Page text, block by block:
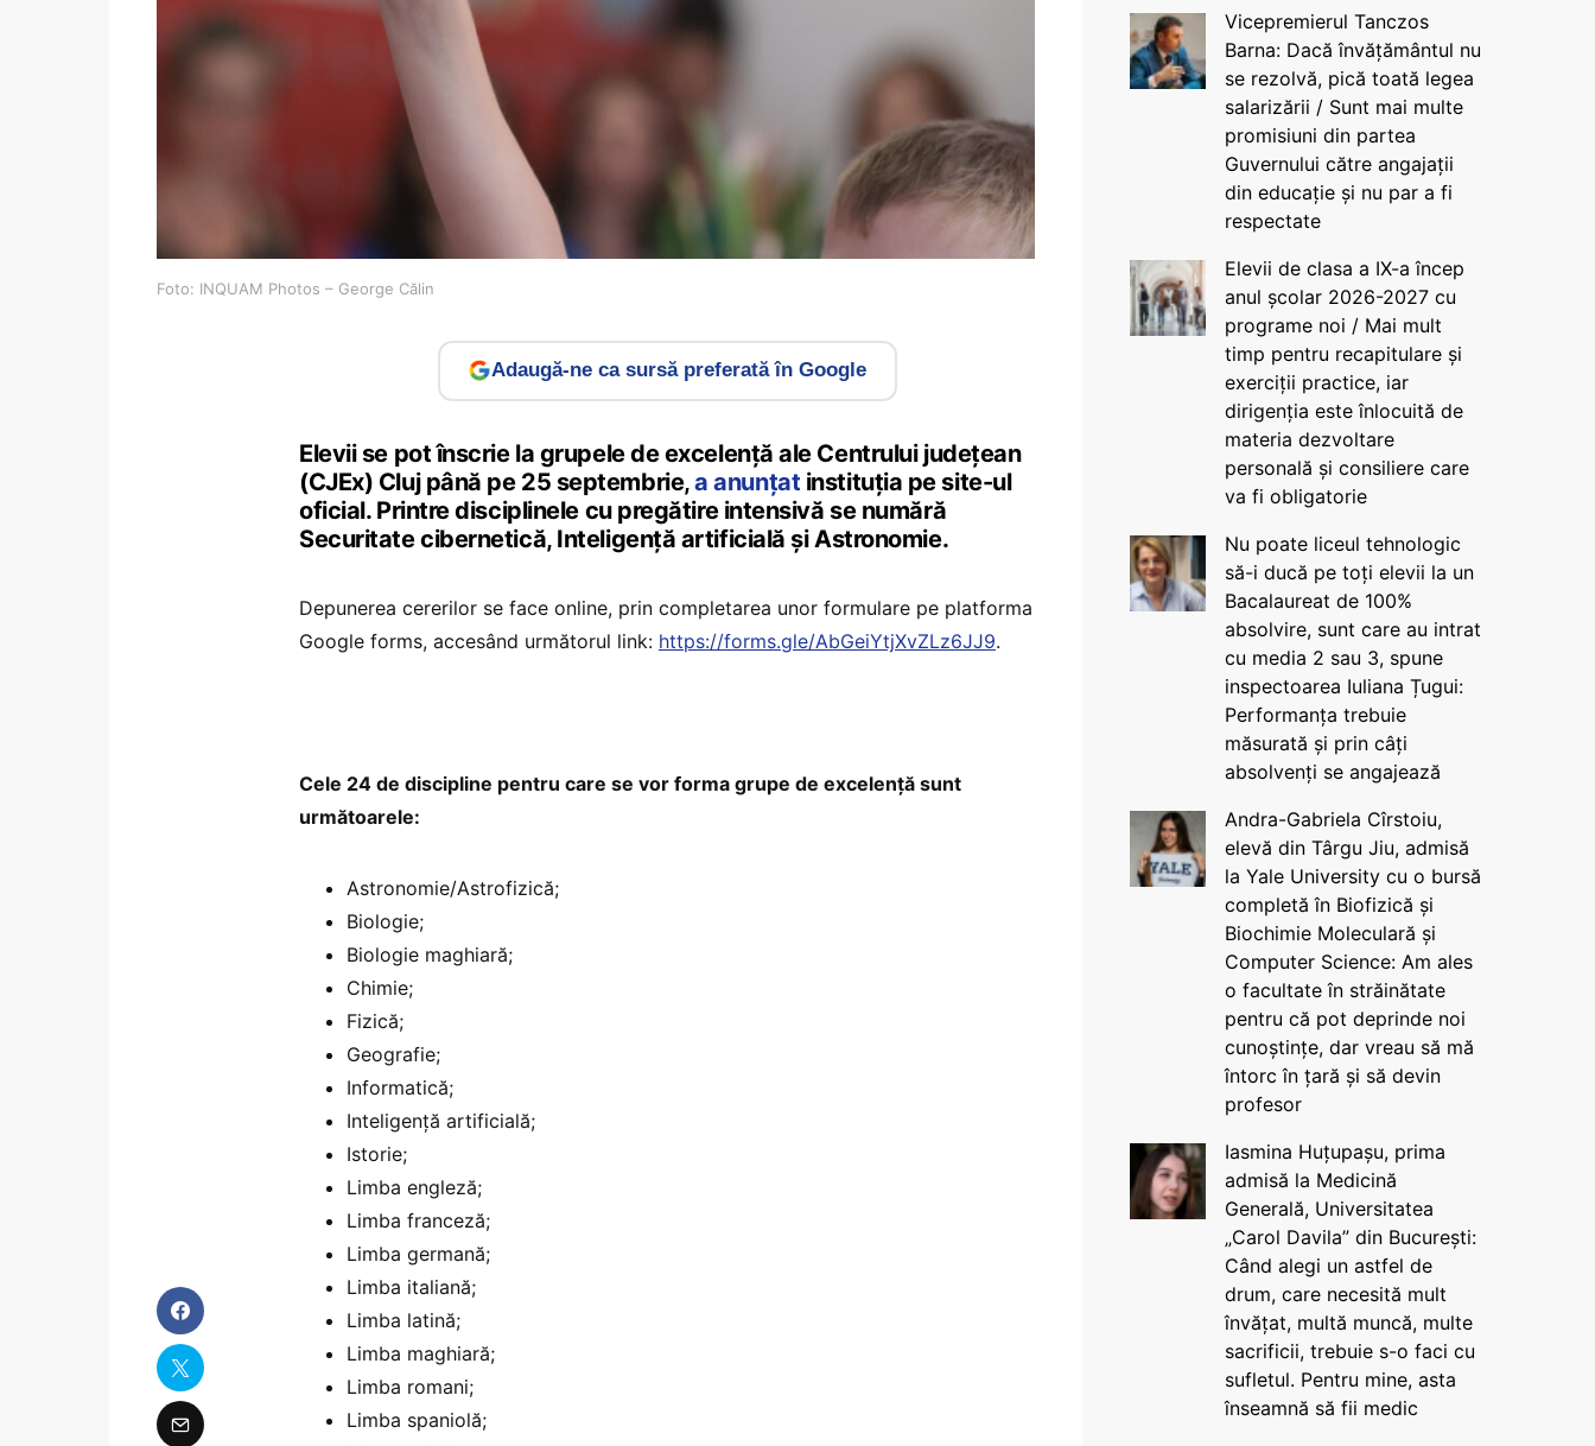
Foto: INQUAM Photos – George Călin
Adaugă-ne ca sursă preferată în Google
Elevii se pot înscrie la grupele de excelență ale Centrului județean
(CJEx) Cluj până pe 25 septembrie,a anunțat instituția pe site-ul
oficial. Printre disciplinele cu pregătire intensivă se numără
Securitate cibernetică, Inteligență artificială și Astronomie.
Depunerea cererilor se face online, prin completarea unor formulare pe platforma
Google forms, accesând următorul link: https://forms.gle/AbGeiYtjXvZLz6JJ9.
Cele 24 de discipline pentru care se vor forma grupe de excelență sunt
următoarele:
Astronomie/Astrofizică;
Biologie;
Biologie maghiară;
Chimie;
Fizică;
Geografie;
Informatică;
Inteligență artificială;
Istorie;
Limba engleză;
Limba franceză;
Limba germană;
Limba italiană;
Limba latină;
Limba maghiară;
Limba romani;
Limba spaniolă;
Vicepremierul Tanczos
Barna: Dacă învățământul nu
se rezolvă, pică toată legea
salarizării / Sunt mai multe
promisiuni din partea
Guvernului către angajații
din educație și nu par a fi
respectate
Elevii de clasa a IX-a încep
anul școlar 2026-2027 cu
programe noi / Mai mult
timp pentru recapitulare și
exerciții practice, iar
dirigenția este înlocuită de
materia dezvoltare
personală și consiliere care
va fi obligatorie
Nu poate liceul tehnologic
să-i ducă pe toți elevii la un
Bacalaureat de 100%
absolvire, sunt care au intrat
cu media 2 sau 3, spune
inspectoarea Iuliana Țugui:
Performanța trebuie
măsurată și prin câți
absolvenți se angajează
Andra-Gabriela Cîrstoiu,
elevă din Târgu Jiu, admisă
la Yale University cu o bursă
completă în Biofizică și
Biochimie Moleculară și
Computer Science: Am ales
o facultate în străinătate
pentru că pot deprinde noi
cunoștințe, dar vreau să mă
întorc în țară și să devin
profesor
Iasmina Huțupașu, prima
admisă la Medicină
Generală, Universitatea
„Carol Davila” din București:
Când alegi un astfel de
drum, care necesită mult
învățat, multă muncă, multe
sacrificii, trebuie s-o faci cu
sufletul. Pentru mine, asta
înseamnă să fii medic